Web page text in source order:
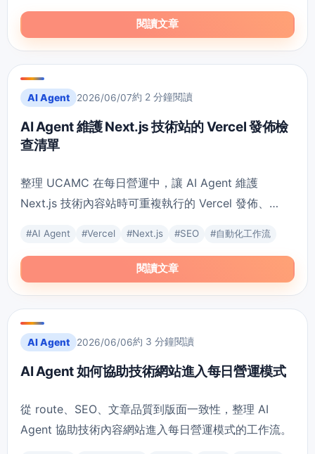
閱讀文章
AI Agent 2026/06/07約 2 分鐘閱讀
AI Agent 維護 Next.js 技術站的 Vercel 發佈檢
查清單
整理 UCAMC 在每日營運中，讓 AI Agent 維護
Next.js 技術內容站時可重複執行的 Vercel 發佈、
#AI Agent #Vercel #Next.js #SEO #自動化工作流
閱讀文章
AI Agent 2026/06/06約 3 分鐘閱讀
AI Agent 如何協助技術網站進入每日營運模式
從 route、SEO、文章品質到版面一致性，整理 AI
Agent 協助技術內容網站進入每日營運模式的工作流。